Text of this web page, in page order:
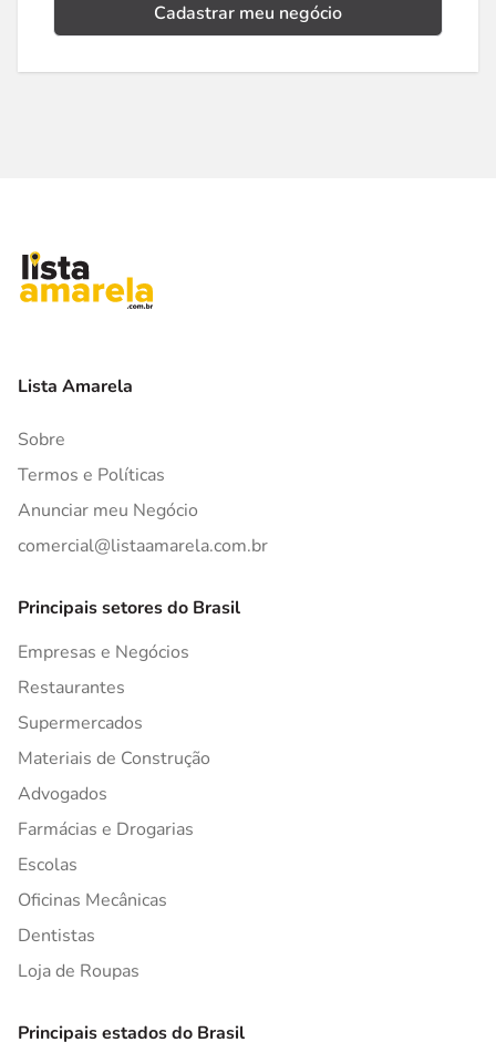
Cadastrar meu negócio
Lista Amarela
Sobre
Termos e Políticas
Anunciar meu Negócio
comercial@listaamarela.com.br
Principais setores do Brasil
Empresas e Negócios
Restaurantes
Supermercados
Materiais de Construção
Advogados
Farmácias e Drogarias
Escolas
Oficinas Mecânicas
Dentistas
Loja de Roupas
Principais estados do Brasil